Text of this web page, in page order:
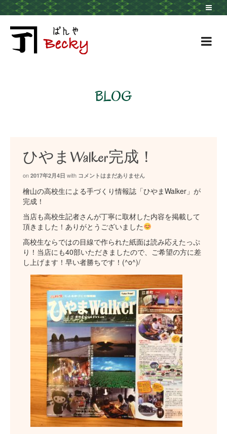
BLOG
ひやまWalker完成！
on 2017年2月4日 with コメントはまだありません
檜山の高校生による手づくり情報誌「ひやまWalker」が
完成！
当店も高校生記者さんが丁寧に取材した内容を掲載して
頂きました！ありがとうございました
高校生ならではの目線で作られた紙面は読み応えたっぷ
り！当店にも40部いただきましたので、ご希望の方に差
し上げます！早い者勝ちです！(^o^)/